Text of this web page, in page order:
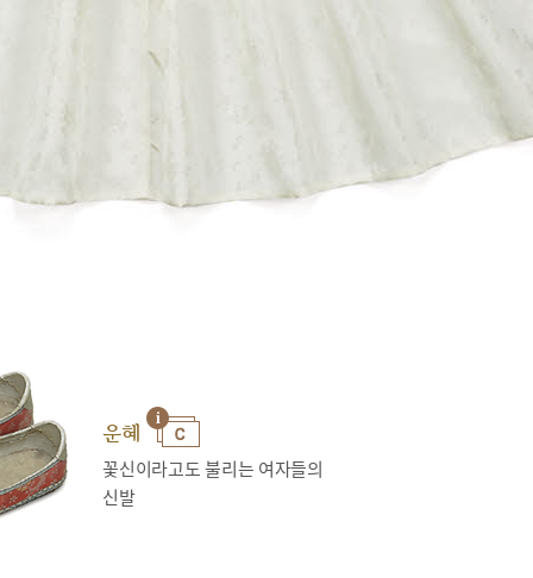
운혜
꽃신이라고도 불리는 여자들의
신발